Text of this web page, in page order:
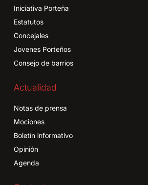
Iniciativa Porteña
Estatutos
Concejales
Jovenes Porteños
Consejo de barrios
Actualidad
Notas de prensa
Mociones
Boletín informativo
Opinión
Agenda